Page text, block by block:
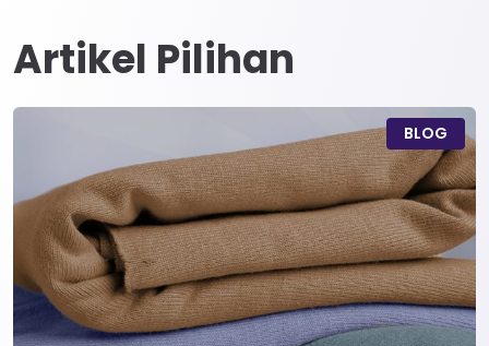
Artikel Pilihan
BLOG